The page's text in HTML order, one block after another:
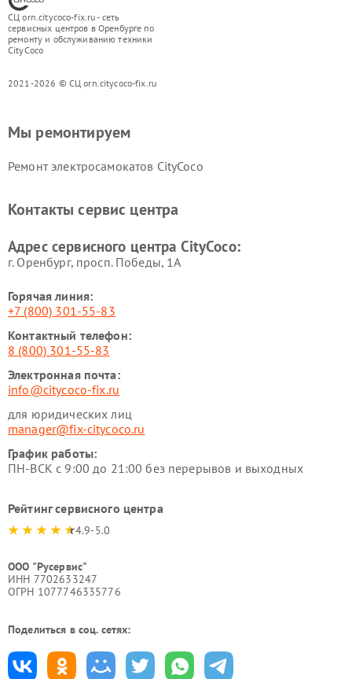
СЦ orn.citycoco-fix.ru - сеть
сервисных центров в Оренбурге по
ремонту и обслуживанию техники
CityCoco
2021-2026 © СЦ orn.citycoco-fix.ru
Мы ремонтируем
Ремонт электросамокатов CityCoco
Контакты сервис центра
Адрес сервисного центра CityCoco:
г. Оренбург, просп. Победы, 1А
Горячая линия:
+7 (800) 301-55-83
Контактный телефон:
8 (800) 301-55-83
Электронная почта:
info@citycoco-fix.ru
для юридических лиц
manager@fix-citycoco.ru
График работы:
ПН-ВСК с 9:00 до 21:00 без перерывов и выходных
Рейтинг сервисного центра
4.9-5.0
ООО "Русервис"
ИНН 7702633247
ОГРН 1077746335776
Поделиться в соц. сетях: